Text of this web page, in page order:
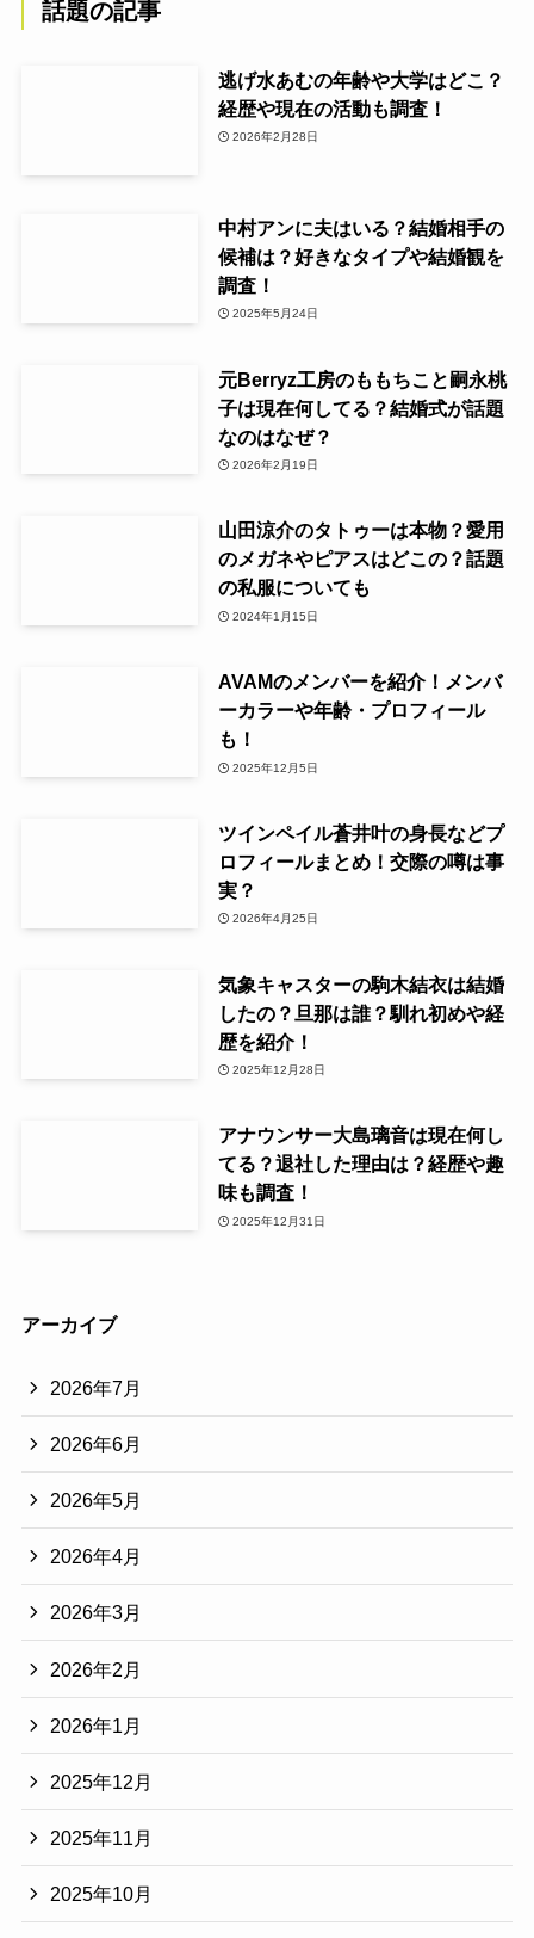
話題の記事
逃げ水あむの年齢や大学はどこ？
経歴や現在の活動も調査！
2026年2月28日
中村アンに夫はいる？結婚相手の
候補は？好きなタイプや結婚観を
調査！
2025年5月24日
元Berryz工房のももちこと嗣永桃
子は現在何してる？結婚式が話題
なのはなぜ？
2026年2月19日
山田涼介のタトゥーは本物？愛用
のメガネやピアスはどこの？話題
の私服についても
2024年1月15日
AVAMのメンバーを紹介！メンバ
ーカラーや年齢・プロフィール
も！
2025年12月5日
ツインペイル蒼井叶の身長などプ
ロフィールまとめ！交際の噂は事
実？
2026年4月25日
気象キャスターの駒木結衣は結婚
したの？旦那は誰？馴れ初めや経
歴を紹介！
2025年12月28日
アナウンサー大島璃音は現在何し
てる？退社した理由は？経歴や趣
味も調査！
2025年12月31日
アーカイブ
2026年7月
2026年6月
2026年5月
2026年4月
2026年3月
2026年2月
2026年1月
2025年12月
2025年11月
2025年10月